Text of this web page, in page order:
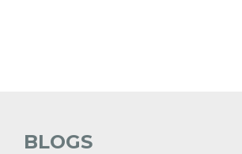
BLOGS